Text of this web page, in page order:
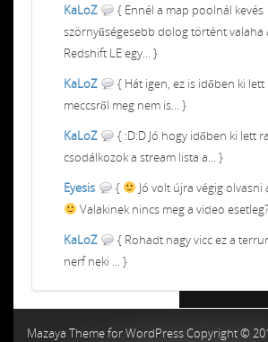
KaLoZ
{ Ennél a map poolnál kevés
szörnyűségesebb dolog történt valaha
Redshift LE egy... }
KaLoZ
{ Hát igen, ez is időben ki lett
meccsről meg nem is... }
KaLoZ
{ :D:D Jó hogy időben ki lett
csodálkozok a stream lista a... }
Eyesis
{
Jó volt újra végig
Valakinek nincs meg a video
KaLoZ
{ Rohadt nagy vicc ez a
nerf neki ... }
Mazaya Theme for WordPress Copyright ©